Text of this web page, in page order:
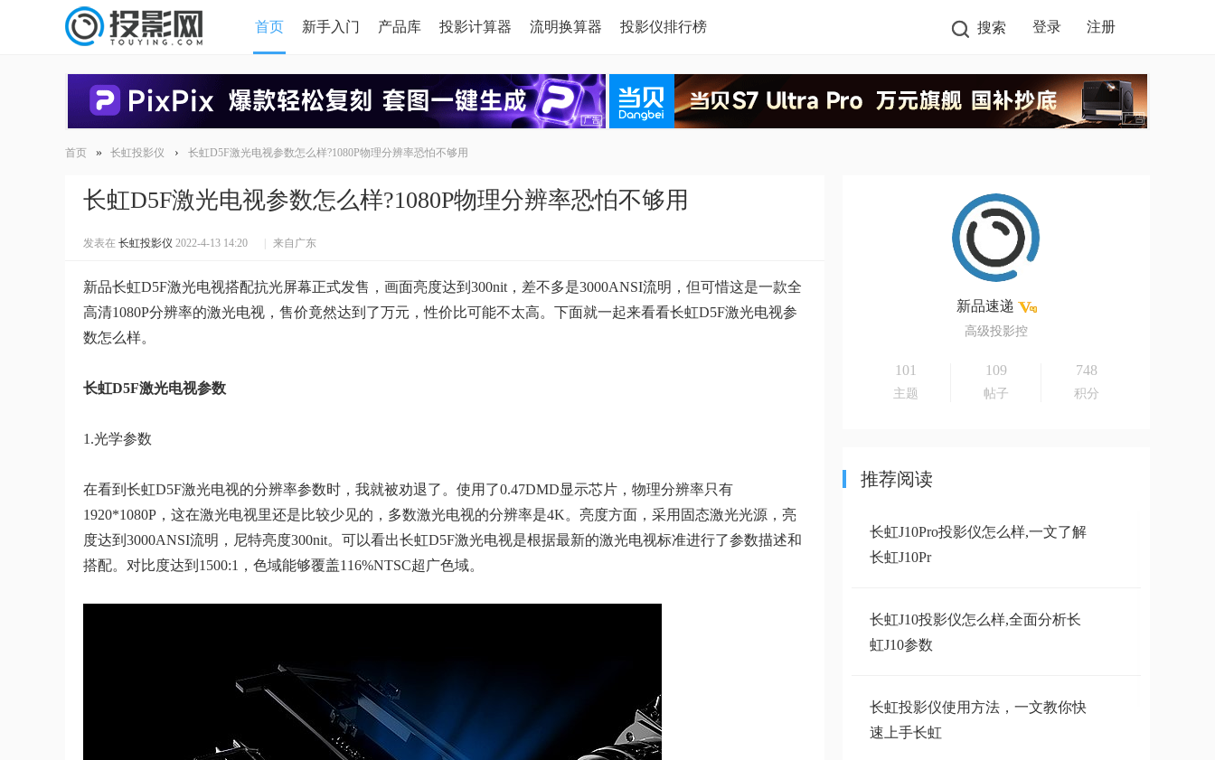
首页 新手入门 产品库 投影计算器 流明换算器 投影仪排行榜 搜索 登录 注册
首页 » 长虹投影仪 › 长虹D5F激光电视参数怎么样?1080P物理分辨率恐怕不够用
长虹D5F激光电视参数怎么样?1080P物理分辨率恐怕不够用
发表在 长虹投影仪 2022-4-13 14:20 来自广东
新品长虹D5F激光电视搭配抗光屏幕正式发售，画面亮度达到300nit，差不多是3000ANSI流明，但可惜这是一款全
高清1080P分辨率的激光电视，售价竟然达到了万元，性价比可能不太高。下面就一起来看看长虹D5F激光电视参
数怎么样。
长虹D5F激光电视参数
1.光学参数
在看到长虹D5F激光电视的分辨率参数时，我就被劝退了。使用了0.47DMD显示芯片，物理分辨率只有
1920*1080P，这在激光电视里还是比较少见的，多数激光电视的分辨率是4K。亮度方面，采用固态激光光源，亮
度达到3000ANSI流明，尼特亮度300nit。可以看出长虹D5F激光电视是根据最新的激光电视标准进行了参数描述和
搭配。对比度达到1500:1，色域能够覆盖116%NTSC超广色域。
新品速递
高级投影控
101
主题
109
帖子
748
积分
推荐阅读
长虹J10Pro投影仪怎么样,一文了解
长虹J10Pr
长虹J10投影仪怎么样,全面分析长
虹J10参数
长虹投影仪使用方法，一文教你快
速上手长虹